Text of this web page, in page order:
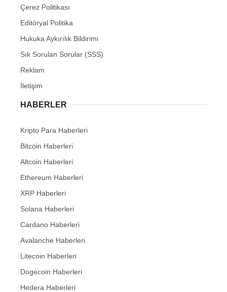
Çerez Politikası
Editöryal Politika
Hukuka Aykırılık Bildirimi
Sık Sorulan Sorular (SSS)
Reklam
İletişim
HABERLER
Kripto Para Haberleri
Bitcoin Haberleri
Altcoin Haberleri
Ethereum Haberleri
XRP Haberleri
Solana Haberleri
Cardano Haberleri
Avalanche Haberleri
Litecoin Haberleri
Dogecoin Haberleri
Hedera Haberleri